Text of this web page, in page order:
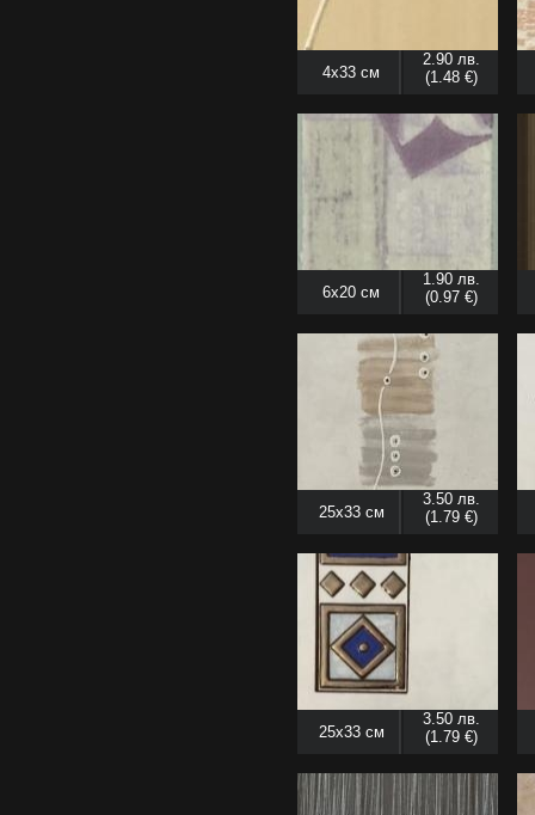
4x33 см
2.90 лв.
(1.48 €)
6x20 см
1.90 лв.
(0.97 €)
25x33 см
3.50 лв.
(1.79 €)
25x33 см
3.50 лв.
(1.79 €)